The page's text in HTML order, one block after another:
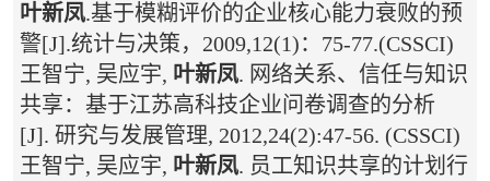
叶新凤.基于模糊评价的企业核心能力衰败的预
警[J].统计与决策，2009,12(1)：75-77.(CSSCI)
王智宁, 吴应宇, 叶新凤. 网络关系、信任与知识
共享：基于江苏高科技企业问卷调查的分析
[J]. 研究与发展管理, 2012,24(2):47-56. (CSSCI)
王智宁, 吴应宇, 叶新凤. 员工知识共享的计划行